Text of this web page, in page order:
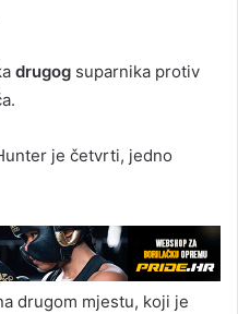
drugog suparnika protiv
je četvrti, jedno
drugom mjestu, koji je